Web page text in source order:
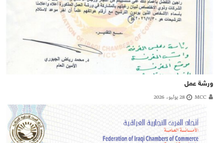
ورشة عمل
MCC 28 يوليو، 2026